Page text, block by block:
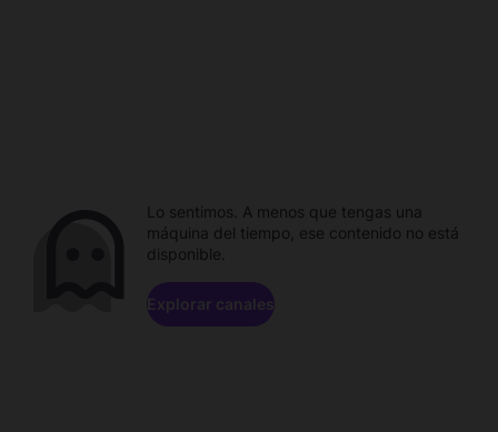
Lo sentimos. A menos que tengas una
máquina del tiempo, ese contenido no está
disponible.
Explorar canales